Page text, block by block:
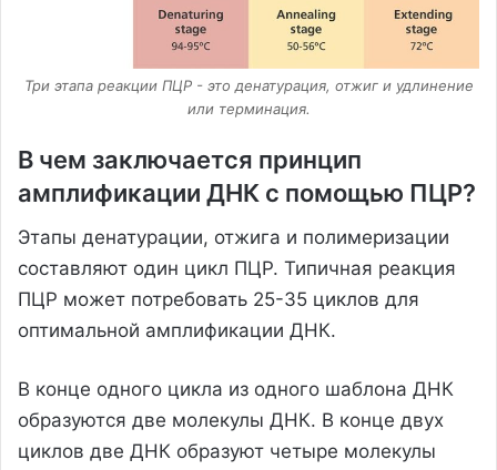
Три этапа реакции ПЦР - это денатурация, отжиг и удлинение
или терминация.
В чем заключается принцип
амплификации ДНК с помощью ПЦР?
Этапы денатурации, отжига и полимеризации
составляют один цикл ПЦР. Типичная реакция
ПЦР может потребовать 25-35 циклов для
оптимальной амплификации ДНК.
В конце одного цикла из одного шаблона ДНК
образуются две молекулы ДНК. В конце двух
циклов две ДНК образуют четыре молекулы